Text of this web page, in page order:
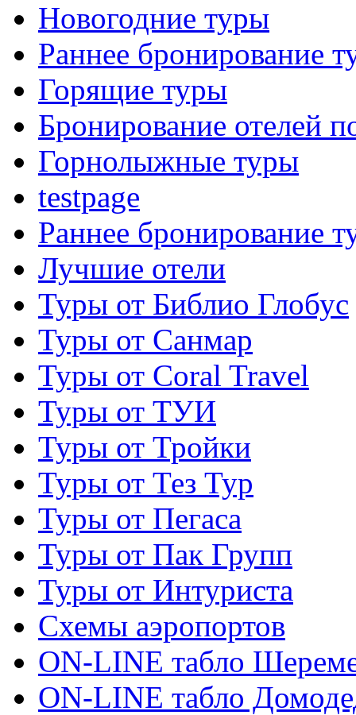
Новогодние туры
Раннее бронирование
Горящие туры
Бронирование отелей
Горнолыжные туры
testpage
Раннее бронирование
Лучшие отели
Туры от Библио Глобус
Туры от Санмар
Туры от Coral Travel
Туры от ТУИ
Туры от Тройки
Туры от Тез Тур
Туры от Пегаса
Туры от Пак Групп
Туры от Интуриста
Схемы аэропортов
ON-LINE табло
ON-LINE табло